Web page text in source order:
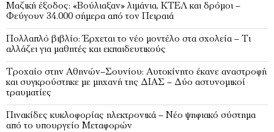
Μαζική έξοδος: «Βούλιαξαν» λιμάνια, ΚΤΕΛ και δρόμοι –
Φεύγουν 34.000 σήμερα από τον Πειραιά
Πολλαπλό βιβλίο: Έρχεται το νέο μοντέλο στα σχολεία – Τι
αλλάζει για μαθητές και εκπαιδευτικούς
Τροχαίο στην Αθηνών–Σουνίου: Αυτοκίνητο έκανε αναστροφή
και συγκρούστηκε με μηχανή της ΔΙΑΣ – Δύο αστυνομικοί
τραυματίες
Πινακίδες κυκλοφορίας ηλεκτρονικά – Νέο ψηφιακό σύστημα
από το υπουργείο Μεταφορών